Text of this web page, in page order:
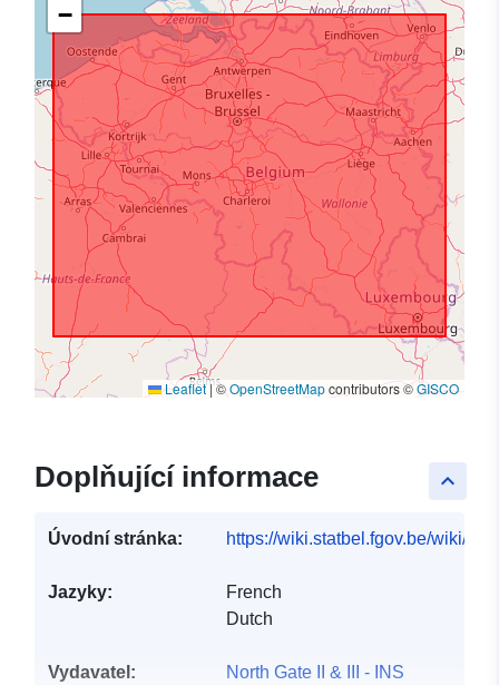
−
Leaflet|©OpenStreetMapcontributors ©GISCO
keyboard_arrow_up
Doplňující informace
Úvodní stránka: https://wiki.statbel.fgov.be/wiki/
Jazyky:
French
Dutch
Vydavatel: North Gate II & III - INS